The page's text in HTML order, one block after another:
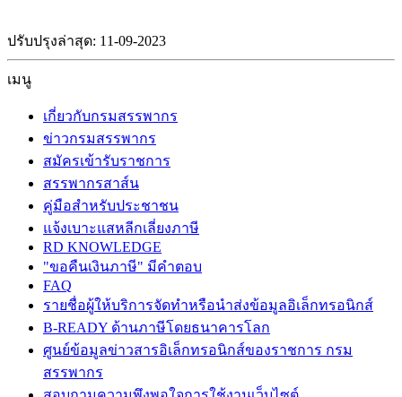
ปรับปรุงล่าสุด: 11-09-2023
เมนู
เกี่ยวกับกรมสรรพากร
ข่าวกรมสรรพากร
สมัครเข้ารับราชการ
สรรพากรสาส์น
คู่มือสำหรับประชาชน
แจ้งเบาะแสหลีกเลี่ยงภาษี
RD KNOWLEDGE
"ขอคืนเงินภาษี" มีคำตอบ
FAQ
รายชื่อผู้ให้บริการจัดทำหรือนำส่งข้อมูลอิเล็กทรอนิกส์
B-READY ด้านภาษีโดยธนาคารโลก
ศูนย์ข้อมูลข่าวสารอิเล็กทรอนิกส์ของราชการ กรม
สรรพากร